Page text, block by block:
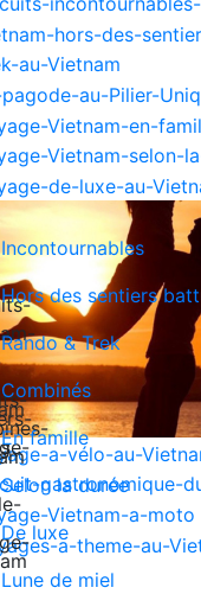
Incontournables
Hors des sentiers
Rando & Trek
Combinés
En famille
Selon la durée
De luxe
Lune de miel